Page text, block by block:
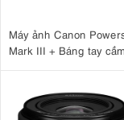
Máy ảnh Canon
Mark III + Báng tay